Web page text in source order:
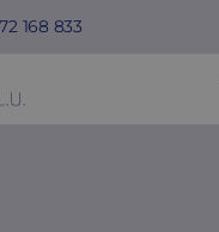
168 833